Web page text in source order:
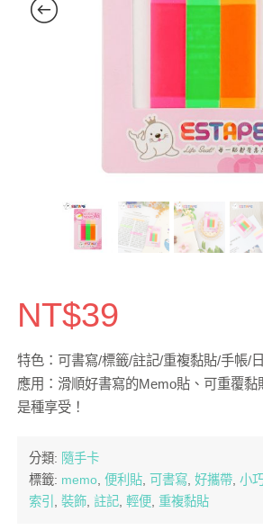
NT$39
特色：可書寫/標籤/註記/重複黏貼/手帳/
應用：滑順好書寫的Memo貼、可重覆黏
是種享受！
分類: 隨手卡
標籤: memo, 便利貼, 可書寫, 好攜帶, 小
索引 , 裝飾, 註記, 輕便, 重複黏貼